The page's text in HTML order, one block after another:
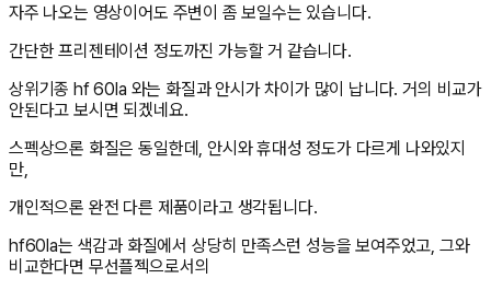
자주 나오는 영상이어도 주변이 좀 보일수는 있습니다.
간단한 프리젠테이션 정도까진 가능할 거 같습니다.
상위기종 hf 60la 와는 화질과 안시가 차이가 많이 납니다. 거의 비교가
안된다고 보시면 되겠네요.
스펙상으론 화질은 동일한데, 안시와 휴대성 정도가 다르게 나와있지
만,
개인적으론 완전 다른 제품이라고 생각됩니다.
hf60la는 색감과 화질에서 상당히 만족스런 성능을 보여주었고, 그와
비교한다면 무선플젝으로서의